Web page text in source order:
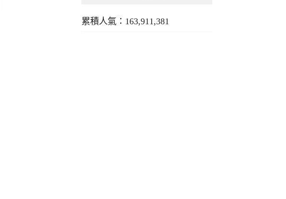
累積人氣：163,911,381